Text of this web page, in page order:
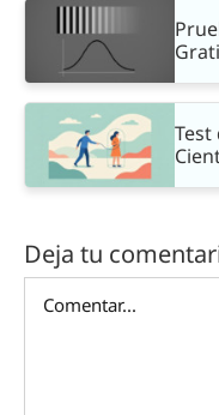
Test
Deja tu